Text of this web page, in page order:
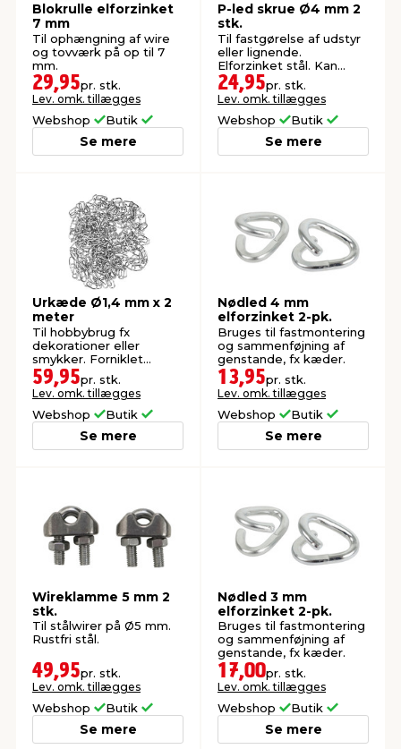
Blokrulle elforzinket
7 mm
Til ophængning af wire
og tovværk på op til 7
mm.
29,95pr. stk.
Lev. omk. tillægges
Webshop Butik
Se mere
P-led skrue Ø4 mm 2
stk.
Til fastgørelse af udstyr
eller lignende.
Elforzinket stål. Kan
bruges inde og ude.
24,95pr. stk.
Lev. omk. tillægges
Webshop Butik
Se mere
Urkæde Ø1,4 mm x 2
meter
Til hobbybrug fx
dekorationer eller
smykker. Forniklet
overflade.
59,95pr. stk.
Lev. omk. tillægges
Webshop Butik
Se mere
Nødled 4 mm
elforzinket 2-pk.
Bruges til fastmontering
og sammenføjning af
genstande, fx kæder.
13,95pr. stk.
Lev. omk. tillægges
Webshop Butik
Se mere
Wireklamme 5 mm 2
stk.
Til stålwirer på Ø5 mm.
Rustfri stål.
49,95pr. stk.
Lev. omk. tillægges
Webshop Butik
Se mere
Nødled 3 mm
elforzinket 2-pk.
Bruges til fastmontering
og sammenføjning af
genstande, fx kæder.
17,00pr. stk.
Lev. omk. tillægges
Webshop Butik
Se mere